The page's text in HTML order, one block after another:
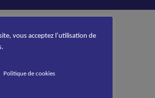
vous acceptez l’utilisation de
Politique de cookies